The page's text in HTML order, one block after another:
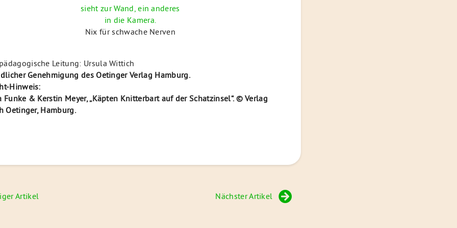
Nix für schwache Nerven
Leitung: Ursula Wittich
Genehmigung des Oetinger Verlag Hamburg.
Hinweis:
Funke & Kerstin Meyer, „Käpten Knitterbart auf der Schatzinsel“. © Verlag
Oetinger, Hamburg.
Artikel Nächster Artikel